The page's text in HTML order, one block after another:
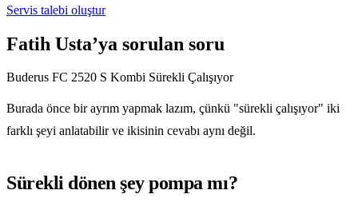
Servis talebi oluştur
Fatih Usta’ya sorulan soru
Buderus FC 2520 S Kombi Sürekli Çalışıyor
Burada önce bir ayrım yapmak lazım, çünkü "sürekli çalışıyor" iki
farklı şeyi anlatabilir ve ikisinin cevabı aynı değil.
Sürekli dönen şey pompa mı?